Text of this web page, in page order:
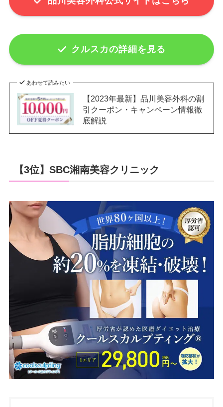
クルスカの詳細を見る
あわせて読みたい
【2023年最新】品川美容外科の割
引クーポン・キャンペーン情報徹
底解説
【3位】SBC湘南美容クリニック